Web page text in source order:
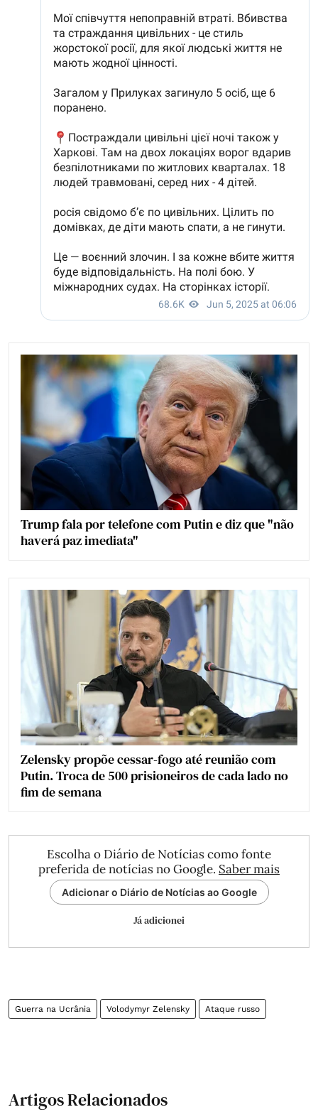
Trump fala por telefone com Putin e diz que "não
haverá paz imediata"
Zelensky propõe cessar-fogo até reunião com
Putin. Troca de 500 prisioneiros de cada lado no
fim de semana
Escolha o Diário de Notícias como fonte
preferida de notícias no Google. Saber mais
Adicionar o Diário de Notícias ao Google
Já adicionei
Guerra na Ucrânia Volodymyr Zelensky Ataque russo
Artigos Relacionados